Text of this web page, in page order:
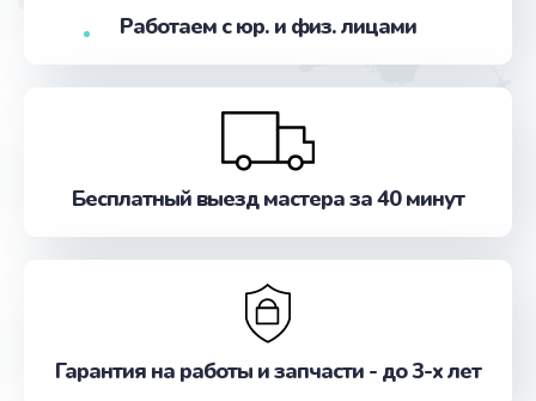
Ремонт антенны
от 880 руб.
Ремонт задней крышки
Заказать
Ремонт камеры
Работаем с юр. и физ. лицами
Бесплатный выезд мастера за 40 минут
Гарантия на работы и запчасти - до 3-х лет